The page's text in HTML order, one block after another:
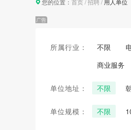
您的位置： 首页/招聘/ 用人单位
所属行业： 不限
商业服务
单位地址： 不限
单位规模： 不限